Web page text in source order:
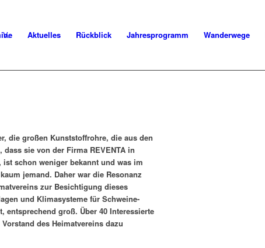
Aktuelles Rückblick Jahresprogramm Wanderwege
die großen Kunststoffrohre, die aus den
sie von der Firma REVENTA in
ist schon weniger bekannt und was im
jemand. Daher war die Resonanz
zur Besichtigung dieses
und Klimasysteme für Schweine-
entsprechend groß. Über 40 Interessierte
des Heimatvereins dazu